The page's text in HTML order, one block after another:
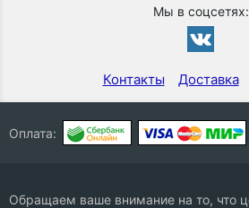
Мы в соцсетях:
Контакты Доставка
Оплата:
Обращаем ваше внимание на то, что